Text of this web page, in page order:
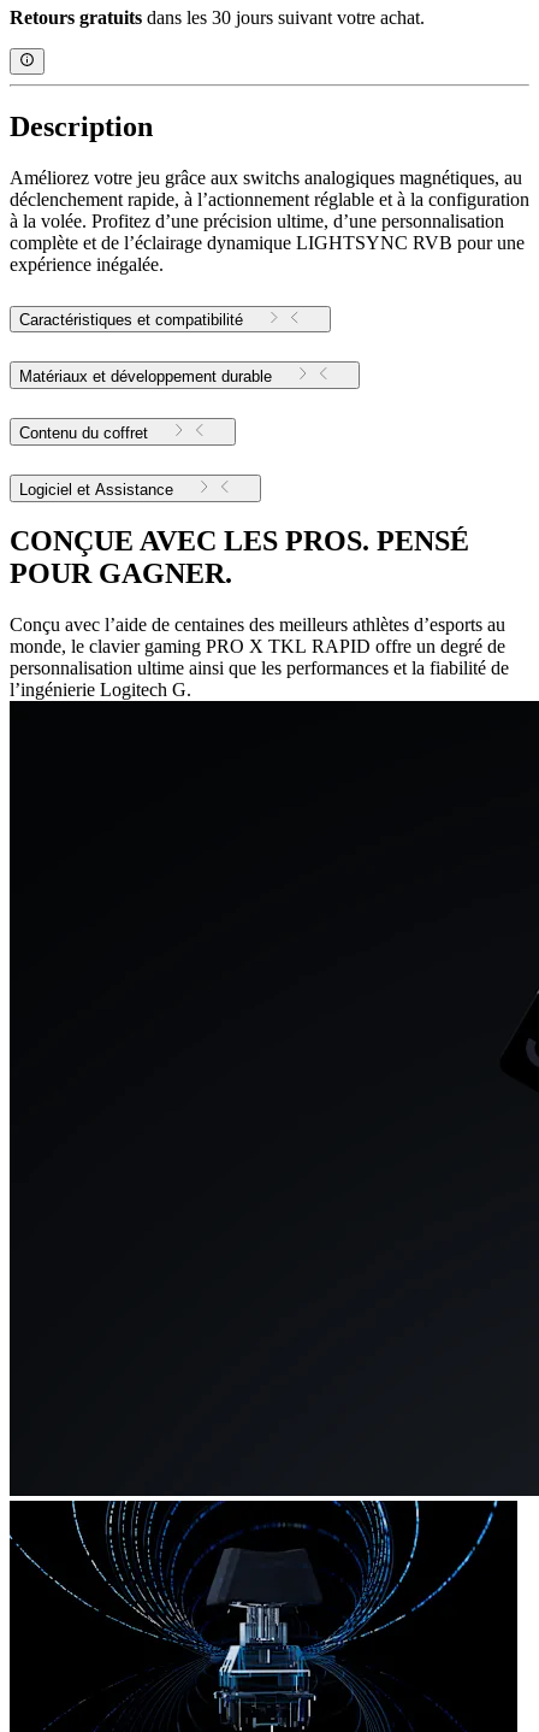
Retours gratuits dans les 30 jours suivant votre achat.
Description
Améliorez votre jeu grâce aux switchs analogiques magnétiques, au
déclenchement rapide, à l’actionnement réglable et à la configuration
à la volée. Profitez d’une précision ultime, d’une personnalisation
complète et de l’éclairage dynamique LIGHTSYNC RVB pour une
expérience inégalée.
Caractéristiques et compatibilité
Matériaux et développement durable
Contenu du coffret
Logiciel et Assistance
CONÇUE AVEC LES PROS. PENSÉ
POUR GAGNER.
Conçu avec l’aide de centaines des meilleurs athlètes d’esports au
monde, le clavier gaming PRO X TKL RAPID offre un degré de
personnalisation ultime ainsi que les performances et la fiabilité de
l’ingénierie Logitech G.